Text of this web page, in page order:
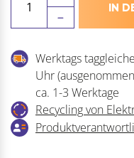
Sägeblatt
E-
Precision
Menge
IN
Werktags
Uhr
ca. 1-3 Werktage
Recycling von